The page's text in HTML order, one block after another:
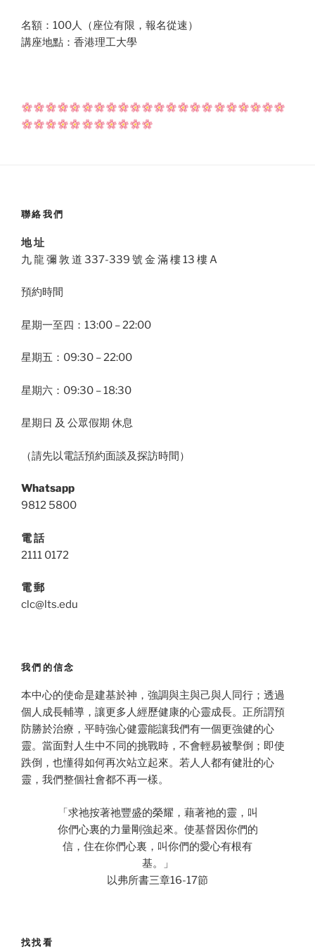
名額：100人（座位有限，報名從速）
講座地點：香港理工大學
聯絡我們
地 址
九 龍 彌 敦 道 337-339 號 金 滿 樓 13 樓 A
預約時間
星期一至四：13:00 – 22:00
星期五：09:30 – 22:00
星期六：09:30 – 18:30
星期日 及 公眾假期 休息
（請先以電話預約面談及探訪時間）
Whatsapp
9812 5800
電 話
2111 0172
電 郵
clc@lts.edu
我們的信念
本中心的使命是建基於神，強調與主與己與人同行；透過
個人成長輔導，讓更多人經歷健康的心靈成長。正所謂預
防勝於治療，平時強心健靈能讓我們有一個更強健的心
靈。當面對人生中不同的挑戰時，不會輕易被擊倒；即使
跌倒，也懂得如何再次站立起來。若人人都有健壯的心
靈，我們整個社會都不再一樣。
「求祂按著祂豐盛的榮耀，藉著祂的靈，叫
你們心裏的力量剛強起來。使基督因你們的
信，住在你們心裏，叫你們的愛心有根有
基。」
以弗所書三章16-17節
找找看